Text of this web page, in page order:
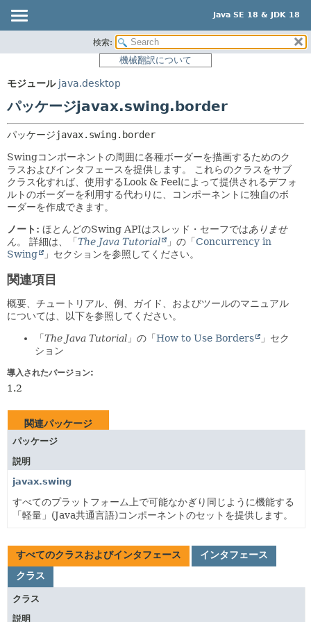
Java SE 18 & JDK 18
パッケージ
クラス
使用
ツリー
プレビュー
新規
索引
ヘルプ
パッケージ:
説明
クラスとインタフェース
検索:
機械翻訳について
モジュール java.desktop
パッケージjavax.swing.border
パッケージjavax.swing.border
Swingコンポーネントの周囲に各種ボーダーを描画するためのク
ラスおよびインタフェースを提供します。
これらのクラスをサブ
クラス化すれば、使用するLook & Feelによって提供されるデフォ
ルトのボーダーを利用する代わりに、コンポーネントに独自のボ
ーダーを作成できます。
ノート: ほとんどのSwing APIはスレッド・セーフではありませ
ん。 詳細は、「The Java Tutorial 」の「Concurrency in
Swing
」セクションを参照してください。
関連項目
概要、チュートリアル、例、ガイド、およびツールのマニュアル
については、以下を参照してください。
「 The Java Tutorial 」の「 How to Use Borders
」セク
ション
導入されたバージョン:
1.2
関連パッケージ
パッケージ
説明
javax.swing
すべてのプラットフォーム上で可能なかぎり同じように機能する
「軽量」(Java共通言語)コンポーネントのセットを提供します。
すべてのクラスおよびインタフェース
インタフェース
クラス
クラス
説明